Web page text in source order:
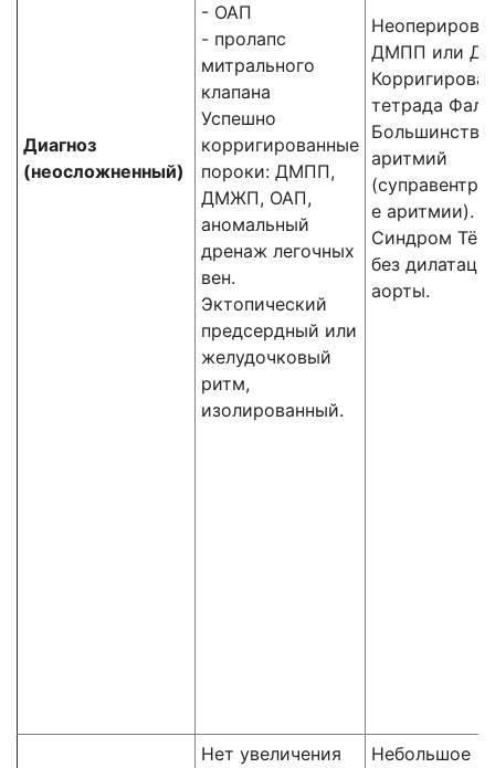
Диагноз
(неосложненный)
- ОАП
- пролапс
митрального
клапана
Успешно
корригированные
пороки: ДМПП,
ДМЖП, ОАП,
аномальный
дренаж легочных
вен.
Эктопический
предсердный или
желудочковый
ритм,
изолированный.
ДМПП или
тетрада
Большинство
аритмий
е аритмии).
Синдром
без
аорты.
Нет увеличения
Небольшое